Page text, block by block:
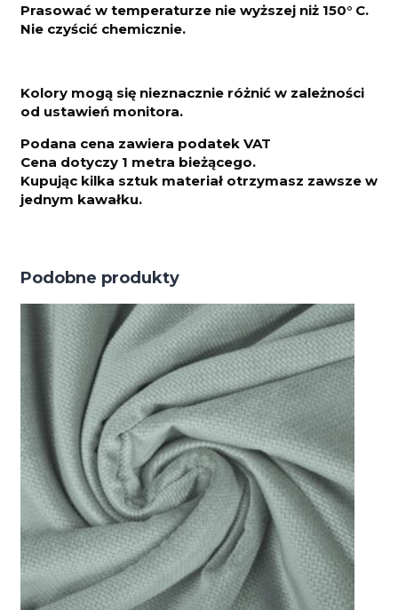
Prasować w temperaturze nie wyższej niż 150° C.
Nie czyścić chemicznie.
Kolory mogą się nieznacznie różnić w zależności
od ustawień monitora.
Podana cena zawiera podatek VAT
Cena dotyczy 1 metra bieżącego.
Kupując kilka sztuk materiał otrzymasz zawsze w
jednym kawałku.
Podobne produkty